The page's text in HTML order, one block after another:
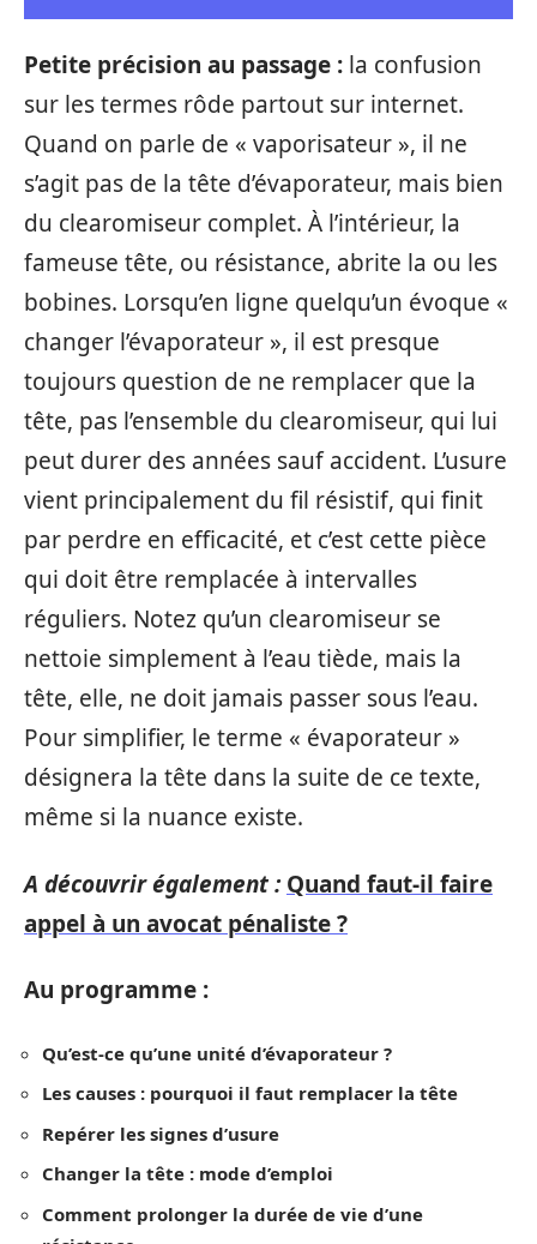
Petite précision au passage : la confusion
sur les termes rôde partout sur internet.
Quand on parle de « vaporisateur », il ne
s’agit pas de la tête d’évaporateur, mais bien
du clearomiseur complet. À l’intérieur, la
fameuse tête, ou résistance, abrite la ou les
bobines. Lorsqu’en ligne quelqu’un évoque «
changer l’évaporateur », il est presque
toujours question de ne remplacer que la
tête, pas l’ensemble du clearomiseur, qui lui
peut durer des années sauf accident. L’usure
vient principalement du fil résistif, qui finit
par perdre en efficacité, et c’est cette pièce
qui doit être remplacée à intervalles
réguliers. Notez qu’un clearomiseur se
nettoie simplement à l’eau tiède, mais la
tête, elle, ne doit jamais passer sous l’eau.
Pour simplifier, le terme « évaporateur »
désignera la tête dans la suite de ce texte,
même si la nuance existe.
A découvrir également : Quand faut-il faire
appel à un avocat pénaliste ?
Au programme :
Qu’est-ce qu’une unité d’évaporateur ?
Les causes : pourquoi il faut remplacer la tête
Repérer les signes d’usure
Changer la tête : mode d’emploi
Comment prolonger la durée de vie d’une